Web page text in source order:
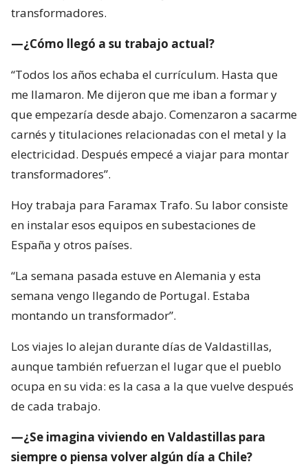
transformadores.
—¿Cómo llegó a su trabajo actual?
“Todos los años echaba el currículum. Hasta que
me llamaron. Me dijeron que me iban a formar y
que empezaría desde abajo. Comenzaron a sacarme
carnés y titulaciones relacionadas con el metal y la
electricidad. Después empecé a viajar para montar
transformadores”.
Hoy trabaja para Faramax Trafo. Su labor consiste
en instalar esos equipos en subestaciones de
España y otros países.
“La semana pasada estuve en Alemania y esta
semana vengo llegando de Portugal. Estaba
montando un transformador”.
Los viajes lo alejan durante días de Valdastillas,
aunque también refuerzan el lugar que el pueblo
ocupa en su vida: es la casa a la que vuelve después
de cada trabajo.
—¿Se imagina viviendo en Valdastillas para
siempre o piensa volver algún día a Chile?